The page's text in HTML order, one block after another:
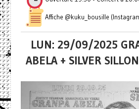
Affiche @kuku_bousille
LUN: 29/09/2025
ABELA + SILVER SILLON